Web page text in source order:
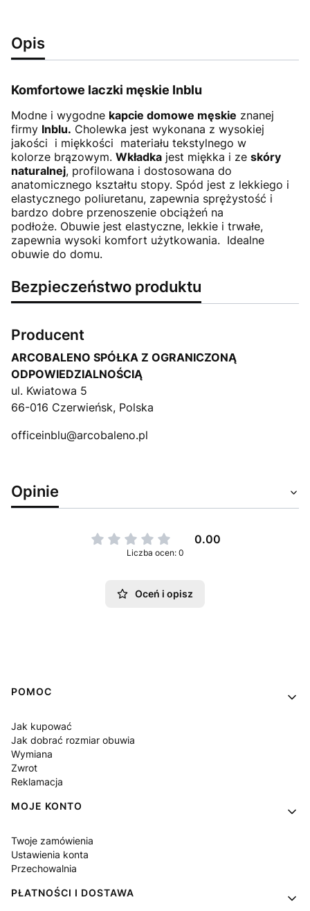
Opis
Komfortowe laczki męskie Inblu
Modne i wygodne kapcie domowe męskie znanej
firmy Inblu. Cholewka jest wykonana z wysokiej
jakości i miękkości materiału tekstylnego w
kolorze brązowym. Wkładka jest miękka i ze skóry
naturalnej, profilowana i dostosowana do
anatomicznego kształtu stopy. Spód jest z lekkiego i
elastycznego poliuretanu, zapewnia sprężystość i
bardzo dobre przenoszenie obciążeń na
podłoże. Obuwie jest elastyczne, lekkie i trwałe,
zapewnia wysoki komfort użytkowania. Idealne
obuwie do domu.
Bezpieczeństwo produktu
Producent
ARCOBALENO SPÓŁKA Z OGRANICZONĄ
ODPOWIEDZIALNOŚCIĄ
ul. Kwiatowa 5
66-016 Czerwieńsk, Polska
officeinblu@arcobaleno.pl
Opinie
0.00
Liczba ocen: 0
Oceń i opisz
Linki w stopce
POMOC
Jak kupować
Jak dobrać rozmiar obuwia
Wymiana
Zwrot
Reklamacja
MOJE KONTO
Twoje zamówienia
Ustawienia konta
Przechowalnia
PŁATNOŚCI I DOSTAWA